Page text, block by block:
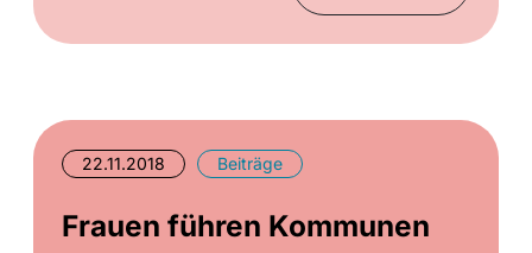
22.11.2018 Beiträge
Frauen führen Kommunen